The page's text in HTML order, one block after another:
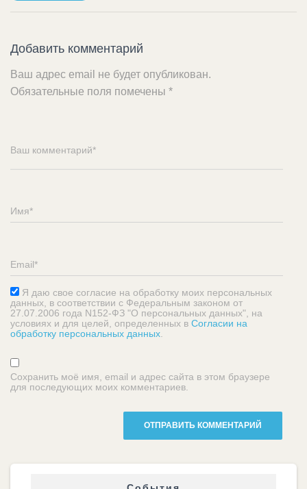
Добавить комментарий
Ваш адрес email не будет опубликован.
Обязательные поля помечены *
Я даю свое согласие на обработку моих персональных
данных, в соответствии с Федеральным законом от
27.07.2006 года N152-ФЗ "О персональных данных", на
условиях и для целей, определенных в Согласии на
обработку персональных данных.
Сохранить моё имя, email и адрес сайта в этом браузере
для последующих моих комментариев.